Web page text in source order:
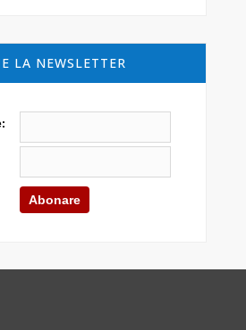
LA NEWSLETTER